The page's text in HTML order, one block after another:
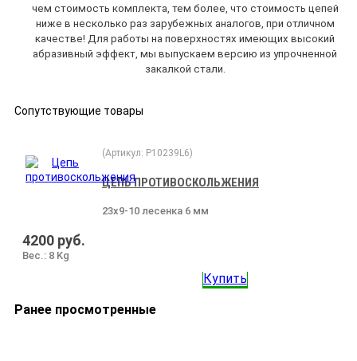
чем стоимость комплекта, тем более, что стоимость цепей
ниже в несколько раз зарубежных аналогов, при отличном
качестве! Для работы на поверхностях имеющих высокий
абразивный эффект, мы выпускаем версию из упрочненной
закалкой стали.
Сопутствующие товары
(Артикул: P10239L6)
ЦЕПЬ ПРОТИВОСКОЛЬЖЕНИЯ
23x9-10 лесенка 6 мм
4200 руб.
Вес.: 8 Kg
Купить
Ранее просмотренные